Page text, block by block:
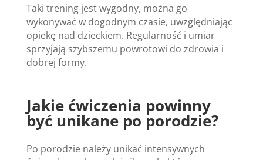
Taki trening jest wygodny, można go
wykonywać w dogodnym czasie, uwzględniając
opiekę nad dzieckiem. Regularność i umiar
sprzyjają szybszemu powrotowi do zdrowia i
dobrej formy.
Jakie ćwiczenia powinny
być unikane po porodzie?
Po porodzie należy unikać intensywnych